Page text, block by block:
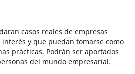
casos reales de empresas
y que puedan tomarse como
prácticas. Podrán ser aportados
del mundo empresarial.